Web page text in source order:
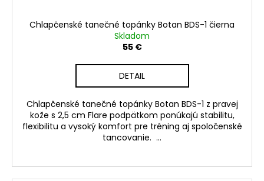
Chlapčenské tanečné topánky Botan BDS-1 čierna
Skladom
55 €
DETAIL
Chlapčenské tanečné topánky Botan BDS-1 z pravej
kože s 2,5 cm Flare podpätkom ponúkajú stabilitu,
flexibilitu a vysoký komfort pre tréning aj spoločenské
tancovanie. ...